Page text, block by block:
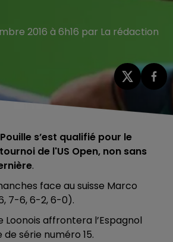
2016 à 6h16 par La rédaction
s’est qualifié pour le
de l'US Open, non sans
.
face au suisse Marco
7-6, 6-2, 6-0).
Loonois affrontera l’Espagnol
série numéro 15.